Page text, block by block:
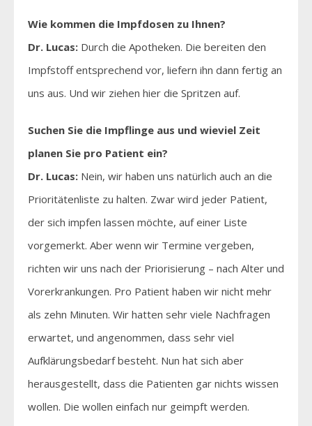
Wie kommen die Impfdosen zu Ihnen?
Dr. Lucas: Durch die Apotheken. Die bereiten den
Impfstoff entsprechend vor, liefern ihn dann fertig an
uns aus. Und wir ziehen hier die Spritzen auf.
Suchen Sie die Impflinge aus und wieviel Zeit
planen Sie pro Patient ein?
Dr. Lucas: Nein, wir haben uns natürlich auch an die
Prioritätenliste zu halten. Zwar wird jeder Patient,
der sich impfen lassen möchte, auf einer Liste
vorgemerkt. Aber wenn wir Termine vergeben,
richten wir uns nach der Priorisierung – nach Alter und
Vorerkrankungen. Pro Patient haben wir nicht mehr
als zehn Minuten. Wir hatten sehr viele Nachfragen
erwartet, und angenommen, dass sehr viel
Aufklärungsbedarf besteht. Nun hat sich aber
herausgestellt, dass die Patienten gar nichts wissen
wollen. Die wollen einfach nur geimpft werden.